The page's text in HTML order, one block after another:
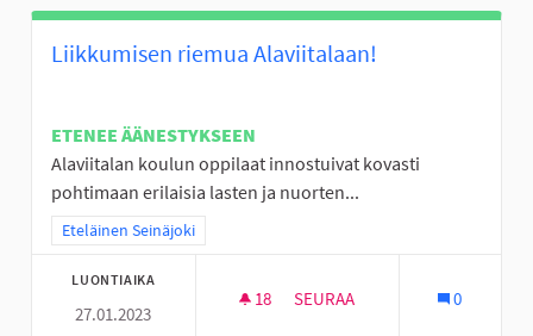
Liikkumisen riemua Alaviitalaan!
ETENEE ÄÄNESTYKSEEN
Alaviitalan koulun oppilaat innostuivat kovasti
pohtimaan erilaisia lasten ja nuorten...
Rajaa tulokset teeman mukaan: Eteläinen Seinäjoki
Eteläinen Seinäjoki
LUONTIAIKA
27.01.2023
18 18 SEURAAJAA
SEURAA 0